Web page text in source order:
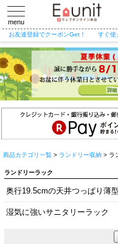
toggle
navigation
menu
お友達登録でクーポンGet！ すぐ使
商品カテゴリ一覧 > ランドリー収納 > ラ
ランドリーラック
奥行19.5cmの天井つっぱり薄
湿気に強いサニタリーラック